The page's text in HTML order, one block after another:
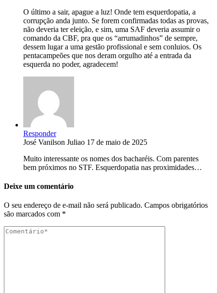
O último a sair, apague a luz! Onde tem esquerdopatia, a
corrupção anda junto. Se forem confirmadas todas as provas,
não deveria ter eleição, e sim, uma SAF deveria assumir o
comando da CBF, pra que os “arrumadinhos” de sempre,
dessem lugar a uma gestão profissional e sem conluios. Os
pentacampeões que nos deram orgulho até a entrada da
esquerda no poder, agradecem!
Responder
José Vanilson Juliao 17 de maio de 2025
Muito interessante os nomes dos bacharéis. Com parentes
bem próximos no STF. Esquerdopatia nas proximidades…
Deixe um comentário
O seu endereço de e-mail não será publicado. Campos obrigatórios
são marcados com *